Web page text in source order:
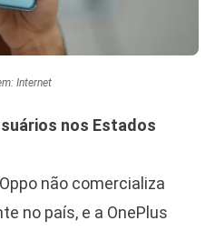
Internet
nos Estados
não comercializa
no país, e a OnePlus